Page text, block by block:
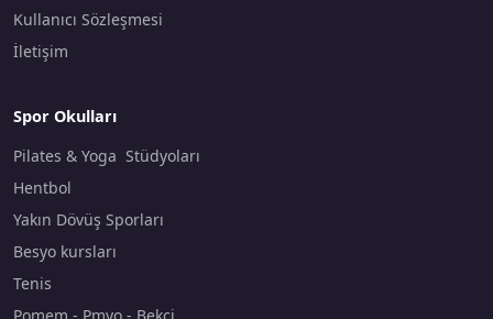
Kullanıcı Sözleşmesi
İletişim
Spor Okulları
Pilates & Yoga Stüdyoları
Hentbol
Yakın Dövüş Sporları
Besyo kursları
Tenis